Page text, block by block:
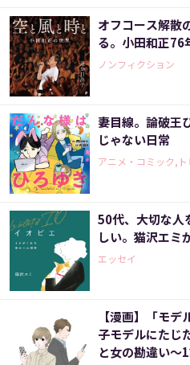
オフコース解散
る。小田和正76
ノンフィクション
妻目線。論破王
じゃない日常
アニメ・コミック,ト
50代、大切な人
しい。猫沢エミ
エッセイ
【漫画】「モ
子モデルにたじ
と女の勘違い〜